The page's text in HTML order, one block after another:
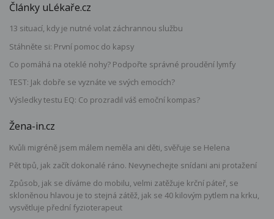
Články uLékaře.cz
13 situací, kdy je nutné volat záchrannou službu
Stáhněte si: První pomoc do kapsy
Co pomáhá na oteklé nohy? Podpořte správné proudění lymfy
TEST: Jak dobře se vyznáte ve svých emocích?
Výsledky testu EQ: Co prozradil váš emoční kompas?
Žena-in.cz
Kvůli migréně jsem málem neměla ani děti, svěřuje se Helena
Pět tipů, jak začít dokonalé ráno. Nevynechejte snídani ani protažení
Způsob, jak se díváme do mobilu, velmi zatěžuje krční páteř, se
skloněnou hlavou je to stejná zátěž, jak se 40 kilovým pytlem na krku,
vysvětluje přední fyzioterapeut